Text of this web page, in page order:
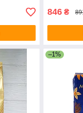
846 ₴
–1%